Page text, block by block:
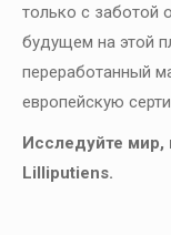
только с заботой
будущем на этой
переработанный
европейскую
Исследуйте мир,
Lilliputiens.